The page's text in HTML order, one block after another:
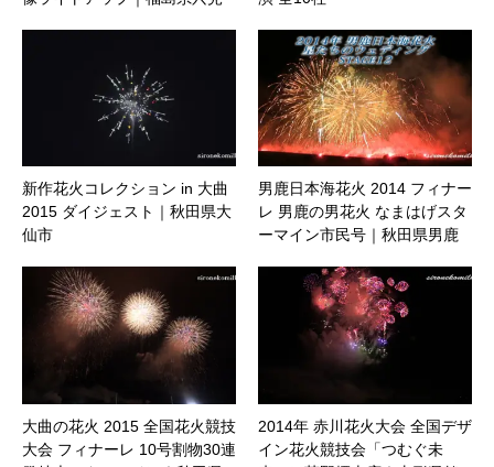
新作花火コレクション in 大曲
2015 ダイジェスト｜秋田県大
仙市
男鹿日本海花火 2014 フィナー
レ 男鹿の男花火 なまはげスタ
ーマイン市民号｜秋田県男鹿
大曲の花火 2015 全国花火競技
大会 フィナーレ 10号割物30連
2014年 赤川花火大会 全国デザ
イン花火競技会「つむぐ未